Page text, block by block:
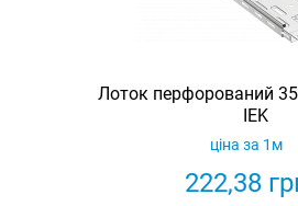
Лоток перфорований
IEK
222,38
ціна за 1м